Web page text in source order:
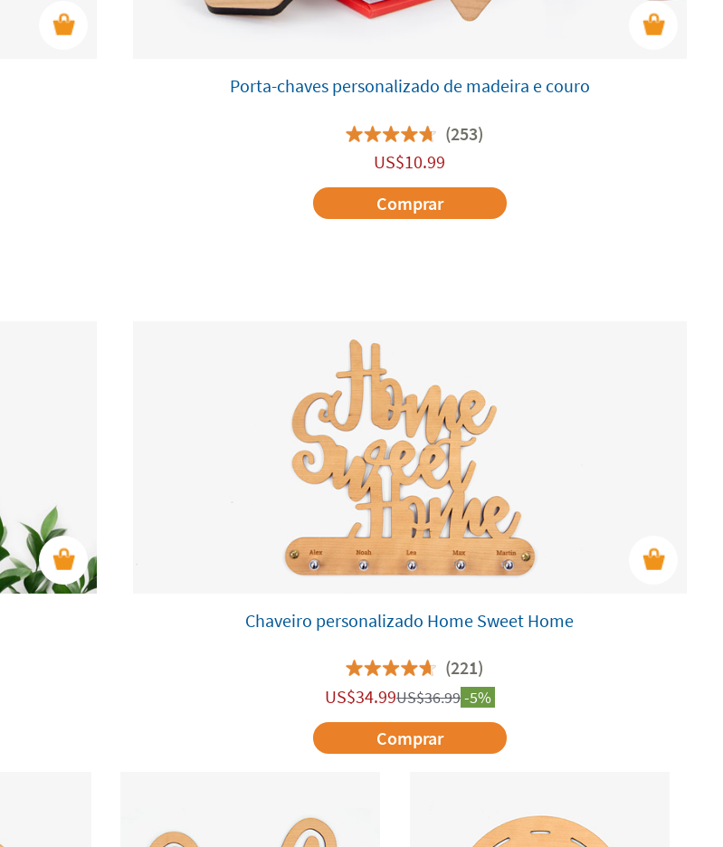
Porta-chaves personalizado de madeira e couro
(253)
US$10.99
Comprar
Chaveiro personalizado Home Sweet Home
(221)
US$34.99US$36.99-5%
Comprar